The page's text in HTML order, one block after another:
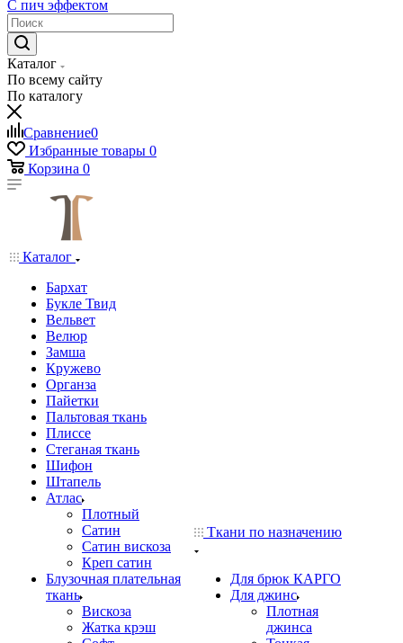
С пич эффектом
Каталог
По всему сайту
По каталогу
Сравнение0
Избранные товары 0
Корзина 0
Каталог
Бархат
Букле Твид
Вельвет
Велюр
Замша
Кружево
Органза
Пайетки
Пальтовая ткань
Плиссе
Стеганая ткань
Шифон
Штапель
Атлас
Плотный
Сатин
Сатин вискоза
Креп сатин
Блузочная плательная
ткань
Вискоза
Жатка крэш
Ткани по назначению
Для брюк КАРГО
Для джинс
Плотная
джинса